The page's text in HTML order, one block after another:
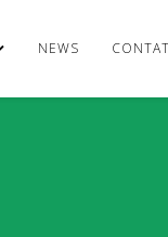
NEWS